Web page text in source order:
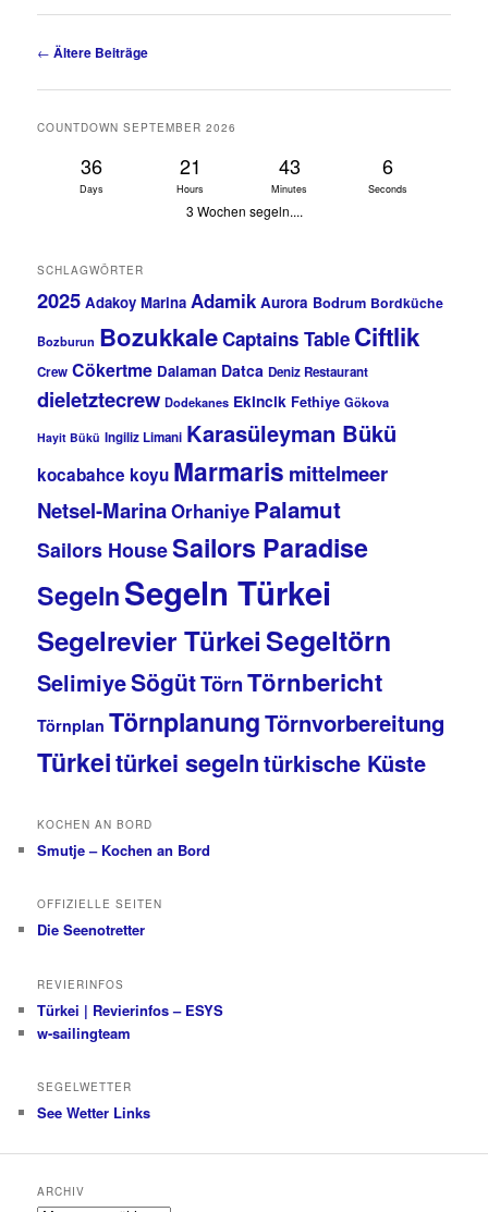
Beitragsnavigation
← Ältere Beiträge
COUNTDOWN SEPTEMBER 2026
36
Days
21
Hours
43
Minutes
5
Seconds
3 Wochen segeln....
SCHLAGWÖRTER
2025 Adakoy Marina Adamik Aurora Bodrum Bordküche
Bozburun BozukkaleCaptains Table Ciftlik
Crew Cökertme Dalaman Datca Deniz Restaurant
dieletztecrew Dodekanes Ekincik Fethiye Gökova
Hayit Bükü Ingiliz Limani Karasüleyman Bükü
kocabahce koyu Marmaris mittelmeer
Netsel-MarinaOrhaniye Palamut
Sailors HouseSailors Paradise
SegelnSegeln Türkei
Segelrevier TürkeiSegeltörn
SelimiyeSögütTörnTörnbericht
Törnplan TörnplanungTörnvorbereitung
Türkeitürkei segelntürkische Küste
KOCHEN AN BORD
Smutje – Kochen an Bord
OFFIZIELLE SEITEN
Die Seenotretter
REVIERINFOS
Türkei | Revierinfos – ESYS
w-sailingteam
SEGELWETTER
See Wetter Links
ARCHIV